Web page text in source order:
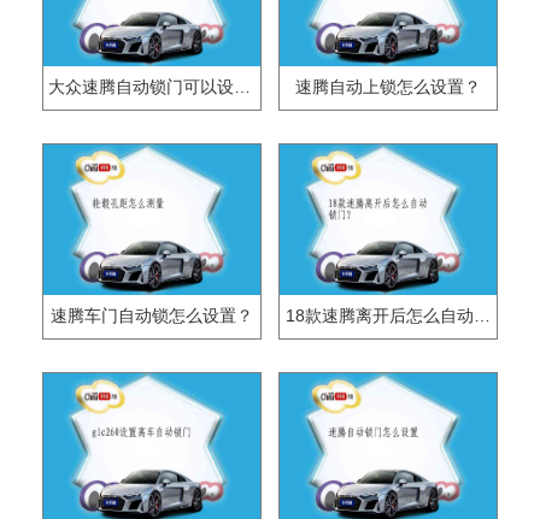
大众速腾自动锁门可以设置吗？ 速腾自动上锁怎么设置？
速腾车门自动锁怎么设置？ 18款速腾离开后怎么自动锁门？